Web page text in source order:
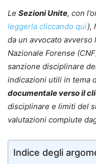
Le Sezioni Unite, con
leggerla cliccando qui),
da un avvocato
Nazionale Forense
sanzione disciplinare
indicazioni utili in tema
documentale verso il
disciplinare e limiti del
valutazioni compiute
Indice degli